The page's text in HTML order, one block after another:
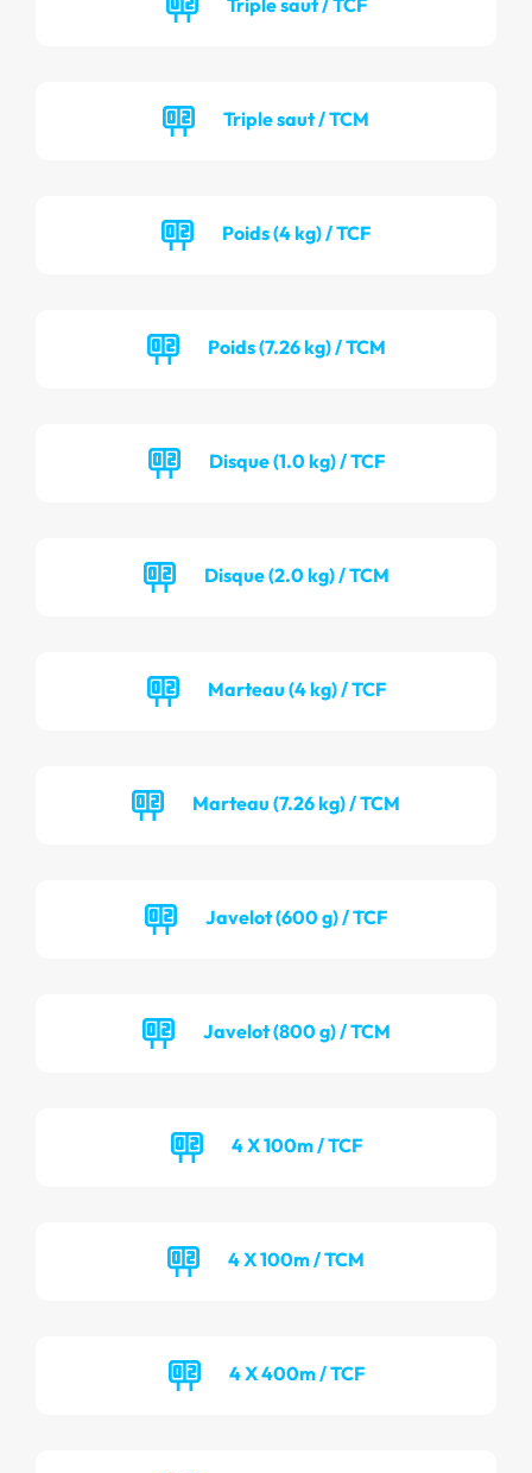
Triple saut / TCM
Poids (4 kg) / TCF
Poids (7.26 kg) / TCM
Disque (1.0 kg) / TCF
Disque (2.0 kg) / TCM
Marteau (4 kg) / TCF
Marteau (7.26 kg) / TCM
Javelot (600 g) / TCF
Javelot (800 g) / TCM
4 X 100m / TCF
4 X 100m / TCM
4 X 400m / TCF